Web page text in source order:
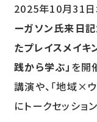
2025年10月31日
ーガソン氏来日
たプレイスメイ
践から学ぶ」 を開
講演や、「地域×
にトークセッショ